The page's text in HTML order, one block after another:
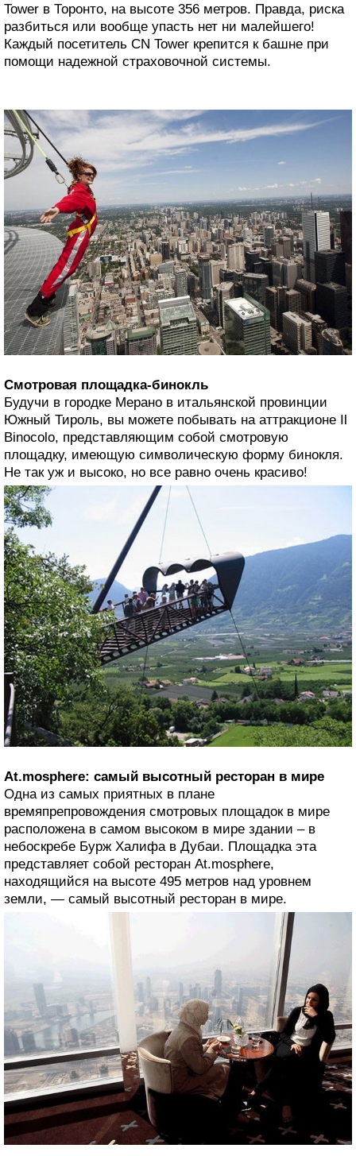
Tower в Торонто, на высоте 356 метров. Правда, риска
разбиться или вообще упасть нет ни малейшего!
Каждый посетитель CN Tower крепится к башне при
помощи надежной страховочной системы.
Смотровая площадка-бинокль
Будучи в городке Мерано в итальянской провинции
Южный Тироль, вы можете побывать на аттракционе Il
Binocolo, представляющим собой смотровую
площадку, имеющую символическую форму бинокля.
Не так уж и высоко, но все равно очень красиво!
At.mosphere: самый высотный ресторан в мире
Одна из самых приятных в плане
времяпрепровождения смотровых площадок в мире
расположена в самом высоком в мире здании – в
небоскребе Бурж Халифа в Дубаи. Площадка эта
представляет собой ресторан At.mosphere,
находящийся на высоте 495 метров над уровнем
земли, — самый высотный ресторан в мире.